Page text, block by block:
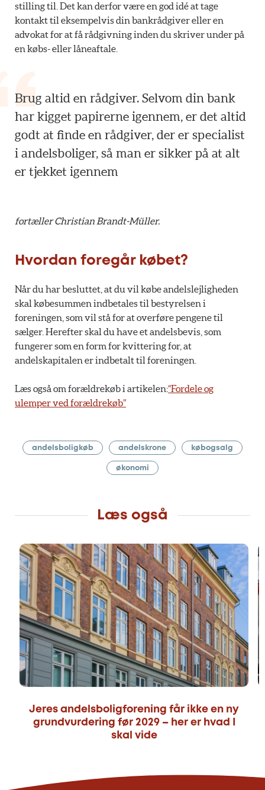
stilling til. Det kan derfor være en god idé at tage
kontakt til eksempelvis din bankrådgiver eller en
advokat for at få rådgivning inden du skriver under på
en købs- eller låneaftale.
Brug altid en rådgiver. Selvom din bank
har kigget papirerne igennem, er det altid
godt at finde en rådgiver, der er specialist
i andelsboliger, så man er sikker på at alt
er tjekket igennem
fortæller Christian Brandt-Müller.
Hvordan foregår købet?
Når du har besluttet, at du vil købe andelslejligheden
skal købesummen indbetales til bestyrelsen i
foreningen, som vil stå for at overføre pengene til
sælger. Herefter skal du have et andelsbevis, som
fungerer som en form for kvittering for, at
andelskapitalen er indbetalt til foreningen.
Læs også om forældrekøb i artikelen:“Fordele og
ulemper ved forældrekøb”
andelsboligkøb andelskrone købogsalg
økonomi
Læs også
Jeres andelsboligforening får ikke en ny
grundvurdering før 2029 – her er hvad I
skal vide